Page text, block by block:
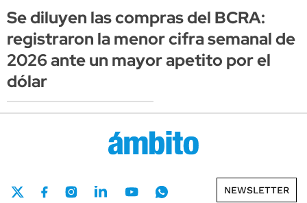
Se diluyen las compras del BCRA:
registraron la menor cifra semanal de
2026 ante un mayor apetito por el
dólar
NEWSLETTER